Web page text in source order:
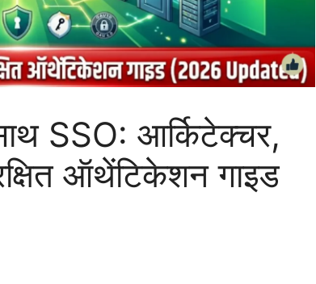
SSO: आर्किटेक्चर,
ऑथेंटिकेशन गाइड